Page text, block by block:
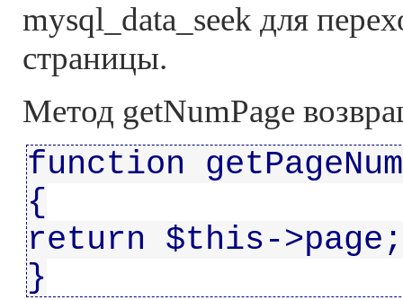
mysql_data_seek для
страницы.
Метод getNumPage
function
{
return $this->page;
}